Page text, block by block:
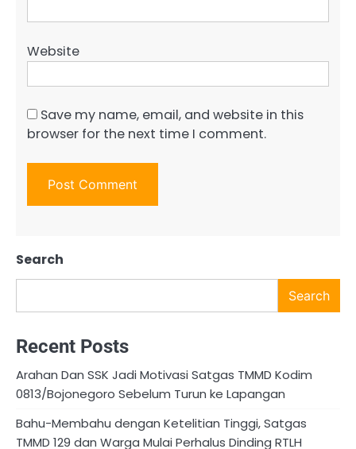
Website
Save my name, email, and website in this
browser for the next time I comment.
Search
Search
Recent Posts
Arahan Dan SSK Jadi Motivasi Satgas TMMD Kodim
0813/Bojonegoro Sebelum Turun ke Lapangan
Bahu-Membahu dengan Ketelitian Tinggi, Satgas
TMMD 129 dan Warga Mulai Perhalus Dinding RTLH